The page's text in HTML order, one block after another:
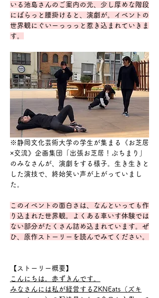
いる池島さんのご案内の元、少し厚めな階段
にばらっと腰掛けると、演劇が。イベントの
世界観にぐいーっっっと惹き込まれていきま
す。
※静岡文化芸術大学の学生が集まる《お芝居
×交流》企画集団「出張お芝居！ぷちまり」
のみなさんが、演劇をする様子。生き生きと
した演技で、終始笑い声が上がっていまし
た。
このイベントの面白さは、なんといっても作
り込まれた世界観。よくある車いす体験では
ない部分がたくさん詰め込まれています。ぜ
ひ、原作ストーリーを読んでみてください。
【ストーリー概要】
こんにちは。赤ずきんです。
みなさんには私が経営するZKNEats（ズキ